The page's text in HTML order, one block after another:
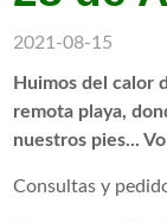
2021-08-15
Huimos del calor
remota playa,
nuestros pies...
Consultas y